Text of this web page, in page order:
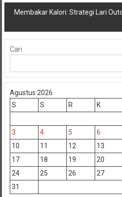
Membakar Kalori: Strategi Lari
Cari
Agustus 2026
S
S R K
3
4 5 6
10
11 12 13
17
18 19 20
24
25 26 27
31